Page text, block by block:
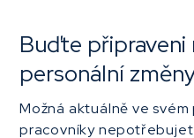
Buďte připraveni
personální
Možná aktuálně ve
pracovníky